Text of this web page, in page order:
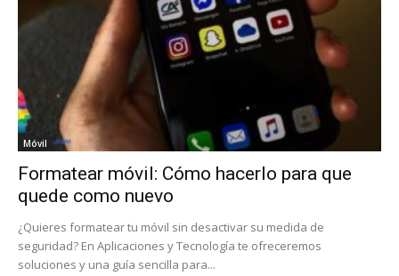
Móvil
Formatear móvil: Cómo hacerlo para que
quede como nuevo
¿Quieres formatear tu móvil sin desactivar su medida de
seguridad? En Aplicaciones y Tecnología te ofreceremos
soluciones y una guía sencilla para...